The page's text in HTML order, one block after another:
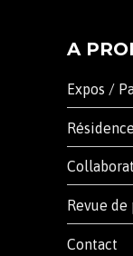
A
Expos /
Revue de
Contact